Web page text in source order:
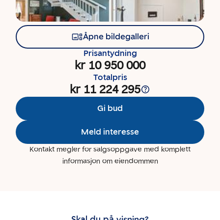
Åpne bildegalleri
Prisantydning
kr 10 950 000
Totalpris
kr 11 224 295
Gi bud
Meld interesse
Kontakt megler for salgsoppgave med komplett
informasjon om eiendommen